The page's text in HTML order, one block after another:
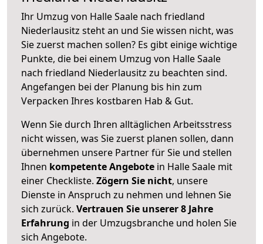
Ihr Umzug von Halle Saale nach friedland
Niederlausitz steht an und Sie wissen nicht, was
Sie zuerst machen sollen? Es gibt einige wichtige
Punkte, die bei einem Umzug von Halle Saale
nach friedland Niederlausitz zu beachten sind.
Angefangen bei der Planung bis hin zum
Verpacken Ihres kostbaren Hab & Gut.
Wenn Sie durch Ihren alltäglichen Arbeitsstress
nicht wissen, was Sie zuerst planen sollen, dann
übernehmen unsere Partner für Sie und stellen
Ihnen kompetente Angebote in Halle Saale mit
einer Checkliste. Zögern Sie nicht, unsere
Dienste in Anspruch zu nehmen und lehnen Sie
sich zurück. Vertrauen Sie unserer 8 Jahre
Erfahrung in der Umzugsbranche und holen Sie
sich Angebote.